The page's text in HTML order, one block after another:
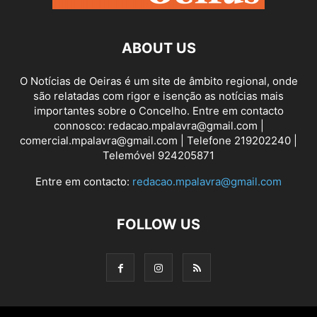
ABOUT US
O Notícias de Oeiras é um site de âmbito regional, onde
são relatadas com rigor e isenção as notícias mais
importantes sobre o Concelho. Entre em contacto
connosco: redacao.mpalavra@gmail.com |
comercial.mpalavra@gmail.com | Telefone 219202240 |
Telemóvel 924205871
Entre em contacto: redacao.mpalavra@gmail.com
FOLLOW US